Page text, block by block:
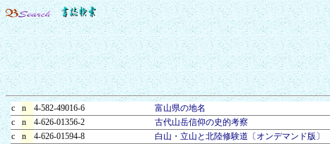
c n 4-582-49016-6 富山県の地名
c
n 4-626-01356-2 古代山岳信仰の史的考察
c
n 4-626-01594-8 白山・立山と北陸修験道〔オンデマンド版〕